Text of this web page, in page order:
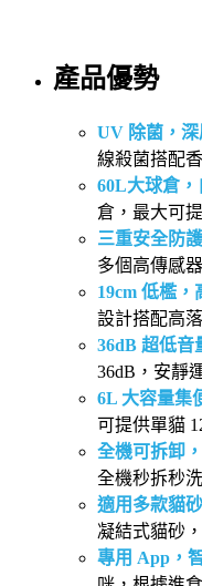
產品優勢
UV 除菌，深
線殺菌搭配
60L大球倉，
倉，最大可
三重安全防
多個高傳感
19cm 低檻，
設計搭配高
36dB 超低音
36dB，安靜
6L 大容量集
可提供單貓
全機可拆卸
全機秒拆秒
適用多款貓
凝結式貓砂
專用 App，